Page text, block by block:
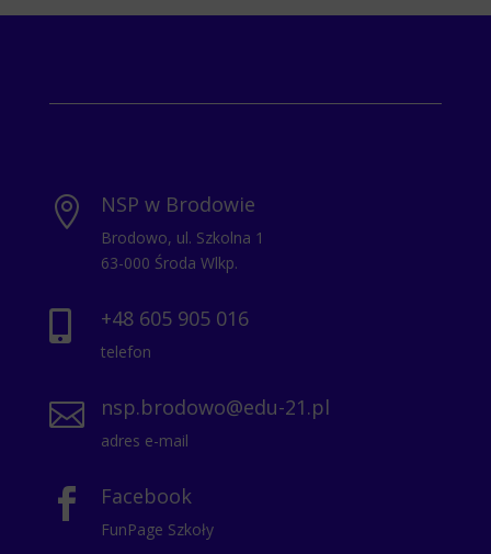
 NSP w Brodowie
Brodowo, ul. Szkolna 1
63-000 Środa Wlkp.
 +48 605 905 016
telefon
 nsp.brodowo@edu-21.pl
adres e-mail
 Facebook
FunPage Szkoły